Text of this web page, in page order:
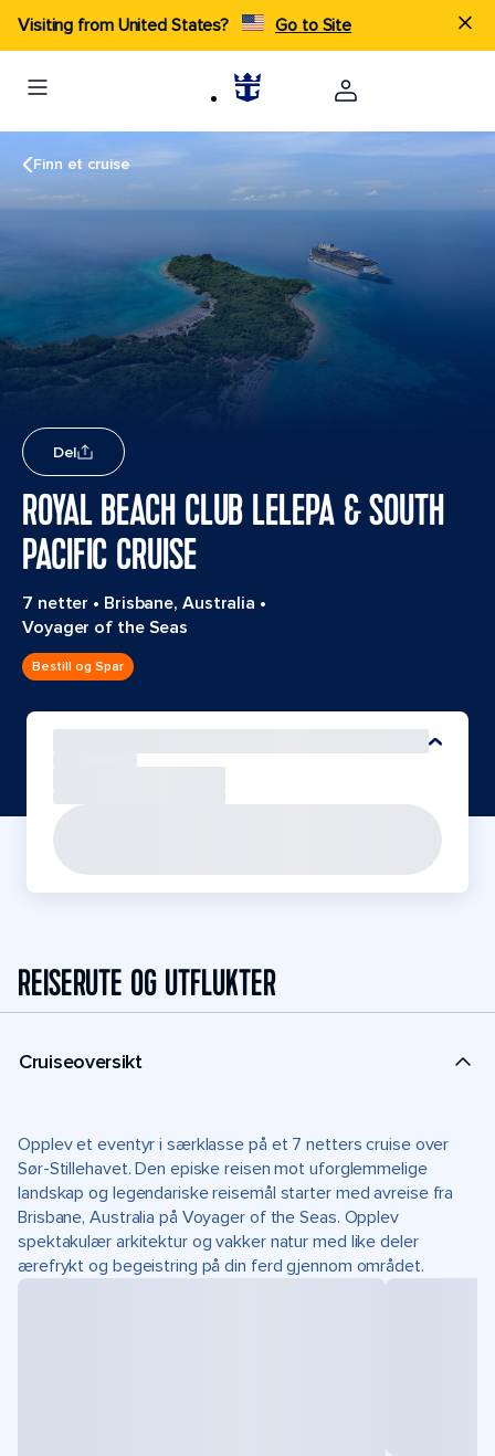
Visiting from United States? Go to Site
Finn et cruise
Del
ROYAL BEACH CLUB LELEPA & SOUTH
PACIFIC CRUISE
7 netter • Brisbane, Australia •
Voyager of the Seas
Bestill og Spar
REISERUTE OG UTFLUKTER
Cruiseoversikt
Opplev et eventyr i særklasse på et 7 netters cruise over
Sør-Stillehavet. Den episke reisen mot uforglemmelige
landskap og legendariske reisemål starter med avreise fra
Brisbane, Australia på Voyager of the Seas. Opplev
spektakulær arkitektur og vakker natur med like deler
ærefrykt og begeistring på din ferd gjennom området.